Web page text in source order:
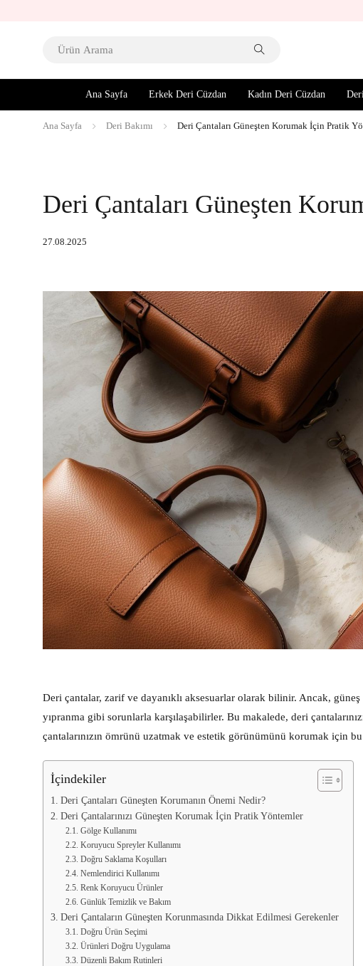
Ana Sayfa Erkek Deri Cüzdan Kadın Deri Cüzdan
Ana Sayfa Deri Bakımı Deri Çantaları Güneşten Korumak İçin Pratik
Deri Çantaları Güneşten
27.08.2025
Deri çantalar, zarif ve dayanıklı aksesuarlar olarak bilinir. Ancak, güneş
yıpranma gibi sorunlarla karşılaşabilirler. Bu makalede, deri
çantalarınızın ömrünü uzatmak ve estetik görünümünü korumak için
İçindekiler
Deri Çantaları Güneşten Korumanın Önemi Nedir?
Deri Çantalarınızı Güneşten Korumak İçin Pratik Yöntemler
Gölge Kullanımı
Koruyucu Spreyler Kullanımı
Doğru Saklama Koşulları
Nemlendirici Kullanımı
Renk Koruyucu Ürünler
Günlük Temizlik ve Bakım
Deri Çantaların Güneşten Korunmasında Dikkat Edilmesi Gerekenler
Doğru Ürün Seçimi
Ürünleri Doğru Uygulama
Düzenli Bakım Rutinleri